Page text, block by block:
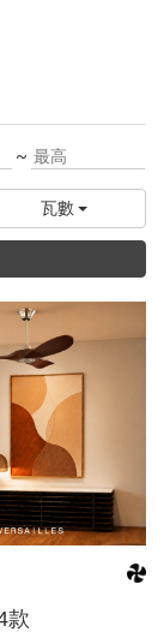
~
瓦數
款